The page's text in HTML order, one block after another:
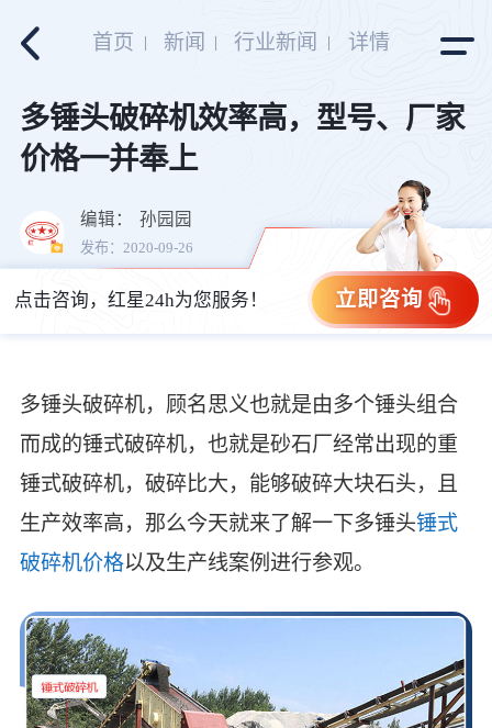
首页 新闻 行业新闻 详情
多锤头破碎机效率高，型号、厂家
价格一并奉上
编辑： 孙园园
发布：2020-09-26
立即咨询
点击咨询，红星24h为您服务！
多锤头破碎机，顾名思义也就是由多个锤头组合
而成的锤式破碎机，也就是砂石厂经常出现的重
锤式破碎机，破碎比大，能够破碎大块石头，且
生产效率高，那么今天就来了解一下多锤头锤式
破碎机价格以及生产线案例进行参观。